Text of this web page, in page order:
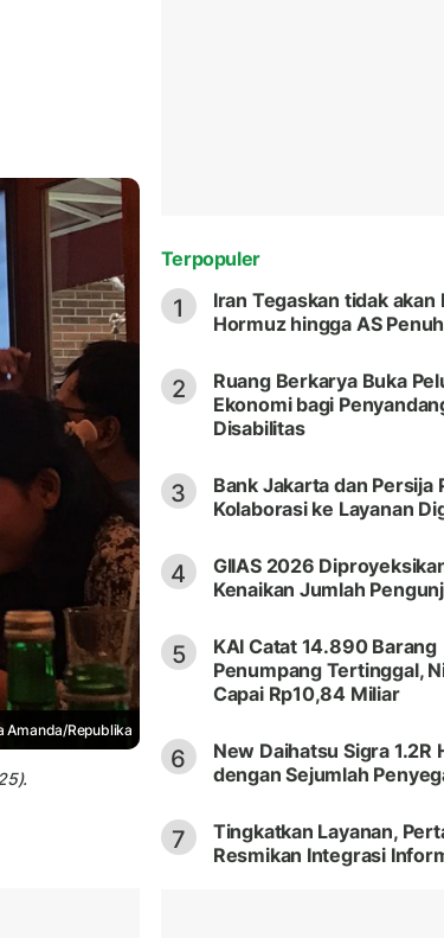
Amanda/Republika
Terpopuler
1
Iran Tegaskan tidak akan
Hormuz hingga AS
2
Ruang Berkarya Buka
Ekonomi bagi
Disabilitas
3
Bank Jakarta dan Persija
Kolaborasi ke Layanan
4
GIIAS 2026
Kenaikan Jumlah
5
KAI Catat 14.890 Barang
Penumpang Tertinggal,
Capai Rp10,84 Miliar
6
New Daihatsu Sigra 1.2R
dengan Sejumlah
7
Tingkatkan Layanan,
Resmikan Integrasi